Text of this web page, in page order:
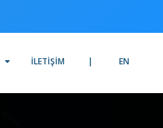
İLETIŞIM EN